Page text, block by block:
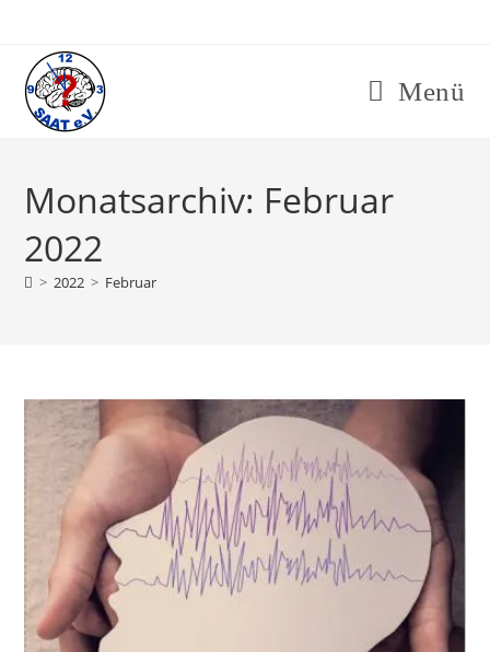
springen
Menü
Monatsarchiv: Februar
2022
> 2022 > Februar